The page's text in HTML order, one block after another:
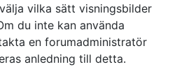
vilka sätt visningsbilder
du inte kan använda
en forumadministratör
anledning till detta.